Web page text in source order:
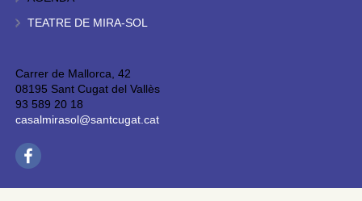
TEATRE DE MIRA-SOL
Carrer de Mallorca, 42
08195 Sant Cugat del Vallès
93 589 20 18
casalmirasol@santcugat.cat